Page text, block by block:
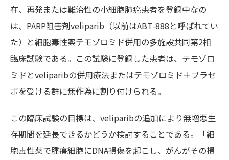
在、再発または難治性の小細胞肺癌患者を登録中なの
は、PARP阻害剤veliparib（以前はABT-888と呼ばれてい
た）と細胞毒性薬テモゾロミド併用の多施設共同第2相
臨床試験である。この試験に登録した患者は、テモゾロ
ミドとveliparibの併用療法またはテモゾロミド＋プラセ
ボを受ける群に無作為に割り付けられる。
この臨床試験の目標は、veliparibの追加により無増悪生
存期間を延長できるかどうか検討することである。「細
胞毒性薬で腫瘍細胞にDNA損傷を起こし、がんがその損